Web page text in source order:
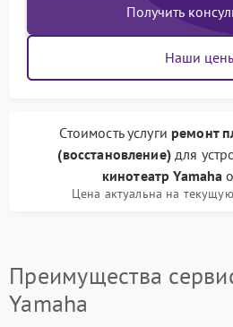
Получить
Наши
Стоимость услуги ремонт
(восстановление)для
кинотеатр Yamaha
Цена актуальна на
Преимущества
Yamaha